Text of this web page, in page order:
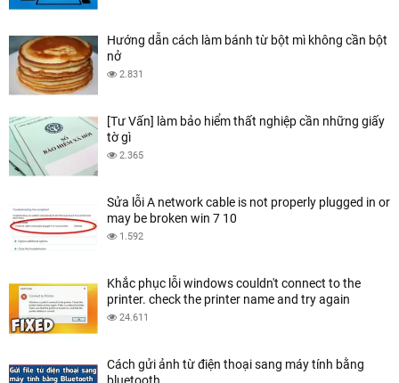
Hướng dẫn cách làm bánh từ bột mì không cần bột
nở
2.831
[Tư Vấn] làm bảo hiểm thất nghiệp cần những giấy
tờ gì
2.365
Sửa lỗi A network cable is not properly plugged in or
may be broken win 7 10
1.592
Khắc phục lỗi windows couldn't connect to the
printer. check the printer name and try again
24.611
Cách gửi ảnh từ điện thoại sang máy tính bằng
bluetooth